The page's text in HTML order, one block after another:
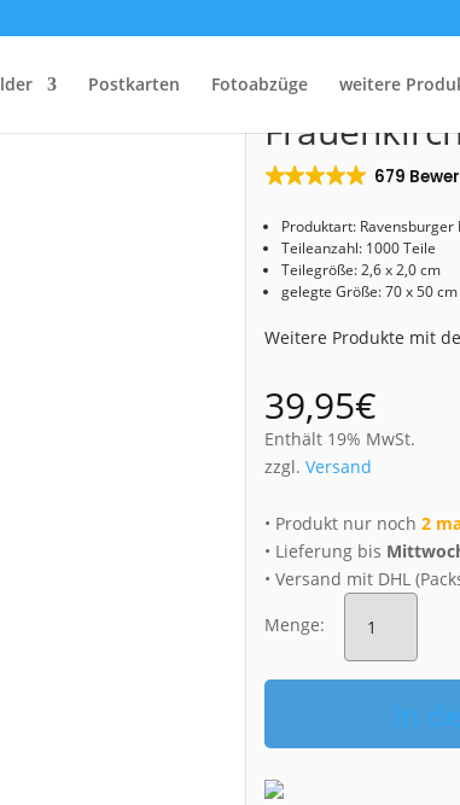
Postkarten Fotoabzüge weitere
Start/Shop/Puzzle/ Puzzle (Nr. 00625) Frauenkirche Dresden
Puzzle (Nr.
679
Produktart: Ravensburger
Teileanzahl: 1000 Teile
Teilegröße: 2,6 x 2,0 cm
gelegte Größe: 70 x 50 cm
Weitere Produkte mit
39,95€
Enthält 19% MwSt.
zzgl.Versand
• Produkt nur noch2
• Lieferung bis
• Versand mit DHL
Menge:
Puzzle
(Nr.
Frauenkirche
Mengein